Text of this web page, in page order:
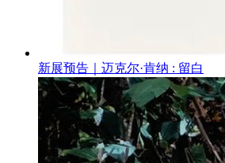
新展预告｜迈克尔·肯纳 : 留白